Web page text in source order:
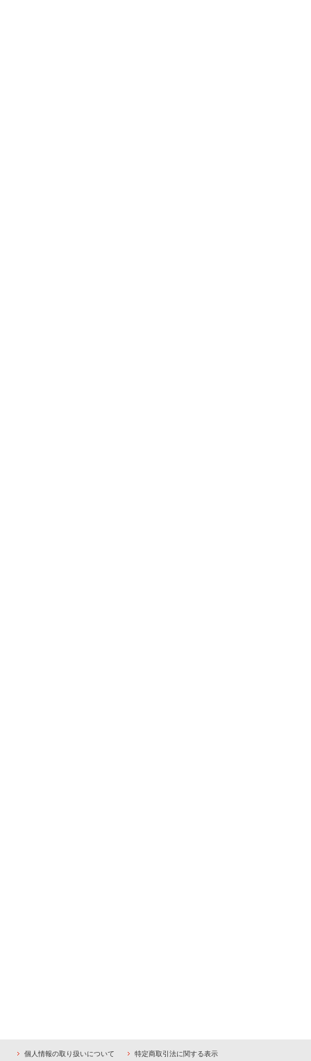
個人情報の取り扱いについて 特定商取引法に関する表示